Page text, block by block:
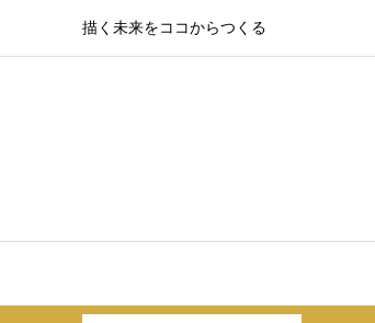
描く未来をココからつくる